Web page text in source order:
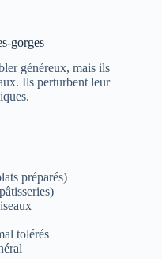
gorges
généreux, mais ils
Ils perturbent leur
préparés)
tolérés